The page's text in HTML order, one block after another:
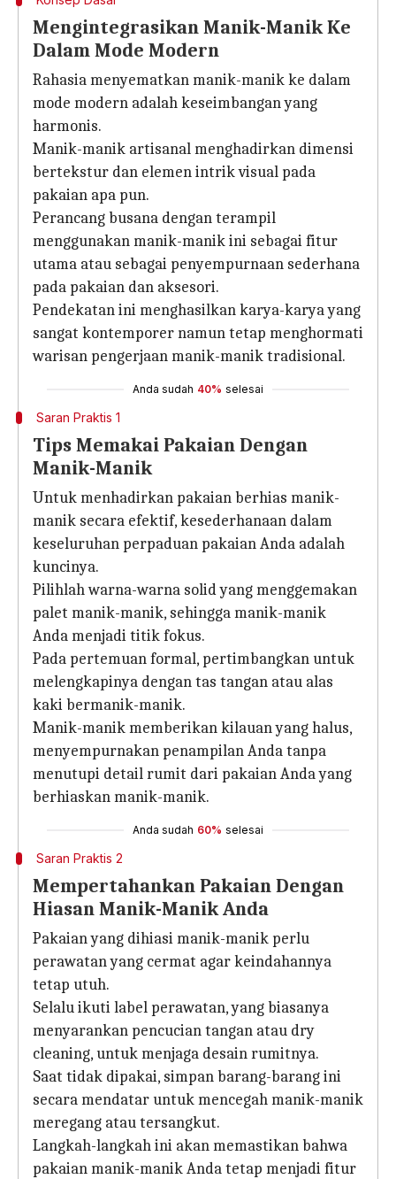
Mengintegrasikan Manik-Manik Ke
Dalam Mode Modern
Rahasia menyematkan manik-manik ke dalam
mode modern adalah keseimbangan yang
harmonis.
Manik-manik artisanal menghadirkan dimensi
bertekstur dan elemen intrik visual pada
pakaian apa pun.
Perancang busana dengan terampil
menggunakan manik-manik ini sebagai fitur
utama atau sebagai penyempurnaan sederhana
pada pakaian dan aksesori.
Pendekatan ini menghasilkan karya-karya yang
sangat kontemporer namun tetap menghormati
warisan pengerjaan manik-manik tradisional.
Anda sudah 40% selesai
Saran Praktis 1
Tips Memakai Pakaian Dengan
Manik-Manik
Untuk menhadirkan pakaian berhias manik-
manik secara efektif, kesederhanaan dalam
keseluruhan perpaduan pakaian Anda adalah
kuncinya.
Pilihlah warna-warna solid yang menggemakan
palet manik-manik, sehingga manik-manik
Anda menjadi titik fokus.
Pada pertemuan formal, pertimbangkan untuk
melengkapinya dengan tas tangan atau alas
kaki bermanik-manik.
Manik-manik memberikan kilauan yang halus,
menyempurnakan penampilan Anda tanpa
menutupi detail rumit dari pakaian Anda yang
berhiaskan manik-manik.
Anda sudah 60% selesai
Saran Praktis 2
Mempertahankan Pakaian Dengan
Hiasan Manik-Manik Anda
Pakaian yang dihiasi manik-manik perlu
perawatan yang cermat agar keindahannya
tetap utuh.
Selalu ikuti label perawatan, yang biasanya
menyarankan pencucian tangan atau dry
cleaning, untuk menjaga desain rumitnya.
Saat tidak dipakai, simpan barang-barang ini
secara mendatar untuk mencegah manik-manik
meregang atau tersangkut.
Langkah-langkah ini akan memastikan bahwa
pakaian manik-manik Anda tetap menjadi fitur